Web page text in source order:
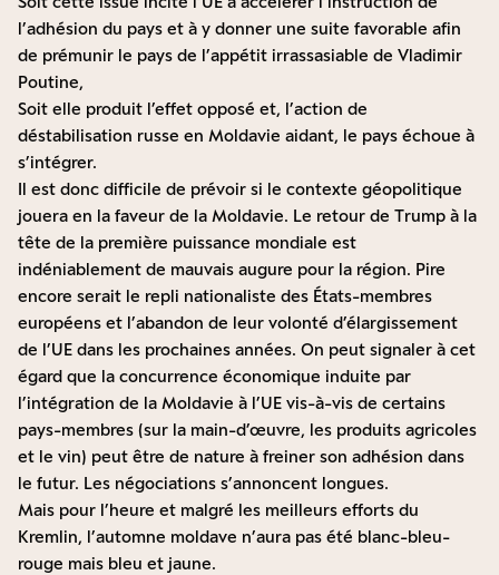
l’adhésion du pays et à y donner une suite favorable afin
de prémunir le pays de l’appétit irrassasiable de Vladimir
Poutine,
Soit elle produit l’effet opposé et, l’action de
déstabilisation russe en Moldavie aidant, le pays échoue à
s’intégrer.
Il est donc difficile de prévoir si le contexte géopolitique
jouera en la faveur de la Moldavie. Le retour de Trump à la
tête de la première puissance mondiale est
indéniablement de mauvais augure pour la région. Pire
encore serait le repli nationaliste des États-membres
européens et l’abandon de leur volonté d’élargissement
de l’UE dans les prochaines années. On peut signaler à cet
égard que la concurrence économique induite par
l’intégration de la Moldavie à l’UE vis-à-vis de certains
pays-membres (sur la main-d’œuvre, les produits agricoles
et le vin) peut être de nature à freiner son adhésion dans
le futur. Les négociations s’annoncent longues.
Mais pour l’heure et malgré les meilleurs efforts du
Kremlin, l’automne moldave n’aura pas été blanc-bleu-
rouge mais bleu et jaune.